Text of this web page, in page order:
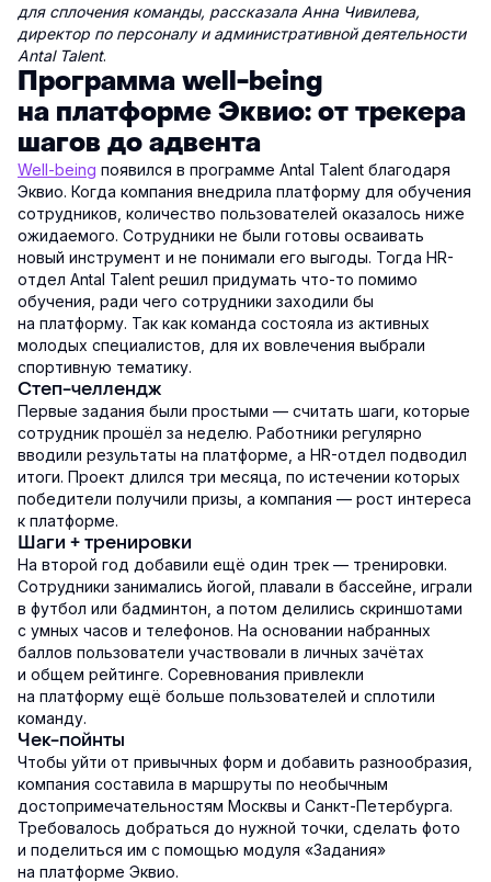
для сплочения команды, рассказала Анна Чивилева,
директор по персоналу и административной деятельности
Antal Talent.
Программа well-being
на платформе Эквио: от трекера
шагов до адвента
Well-being появился в программе Antal Talent благодаря
Эквио. Когда компания внедрила платформу для обучения
сотрудников, количество пользователей оказалось ниже
ожидаемого. Сотрудники не были готовы осваивать
новый инструмент и не понимали его выгоды. Тогда HR-
отдел Antal Talent решил придумать что-то помимо
обучения, ради чего сотрудники заходили бы
на платформу. Так как команда состояла из активных
молодых специалистов, для их вовлечения выбрали
спортивную тематику.
Степ-челлендж
Первые задания были простыми — считать шаги, которые
сотрудник прошёл за неделю. Работники регулярно
вводили результаты на платформе, а HR-отдел подводил
итоги. Проект длился три месяца, по истечении которых
победители получили призы, а компания — рост интереса
к платформе.
Шаги + тренировки
На второй год добавили ещё один трек — тренировки.
Сотрудники занимались йогой, плавали в бассейне, играли
в футбол или бадминтон, а потом делились скриншотами
с умных часов и телефонов. На основании набранных
баллов пользователи участвовали в личных зачётах
и общем рейтинге. Соревнования привлекли
на платформу ещё больше пользователей и сплотили
команду.
Чек-пойнты
Чтобы уйти от привычных форм и добавить разнообразия,
компания составила в маршруты по необычным
достопримечательностям Москвы и Санкт-Петербурга.
Требовалось добраться до нужной точки, сделать фото
и поделиться им с помощью модуля «Задания»
на платформе Эквио.